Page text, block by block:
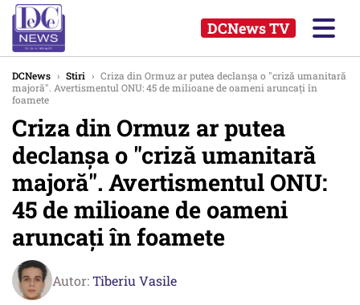
DCNews TV
DCNews › Stiri › Criza din Ormuz ar putea declanșa o "criză umanitară
majoră". Avertismentul ONU: 45 de milioane de oameni aruncați în
foamete
Criza din Ormuz ar putea
declanșa o "criză umanitară
majoră". Avertismentul ONU:
45 de milioane de oameni
aruncați în foamete
Autor:Tiberiu Vasile